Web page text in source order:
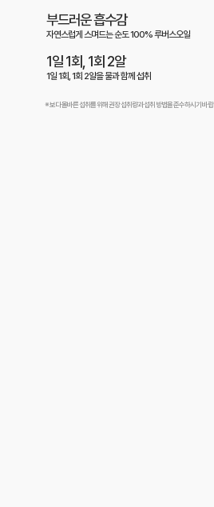
부드러운 흡수감
자연스럽게 스며드는 순도 100% 루버스오일
1일 1회, 1회 2알
1일 1회, 1회 2알을 물과 함께 섭취
※ 보다 올바른 섭취를 위해 권장 섭취량과 섭취 방법을 준수하시기 바